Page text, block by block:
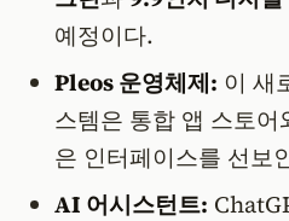
예정이다.
Pleos 운영체제: 이 새
스템은 통합 앱 스토
은 인터페이스를 선보
AI 어시스턴트: